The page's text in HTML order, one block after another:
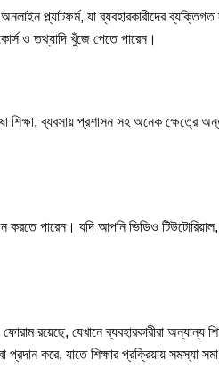
প্ল্যাটফর্ম, যা ব্যবহারকারীদের
ও তথ্যাদি খুঁজে পেতে পারেন।
শিক্ষা, ব্যবসায় প্রশাসন সহ অনেক ক্ষেত্রে
করতে পারেন। যদি আপনি ভিডিও
রয়েছে, যেখানে ব্যবহারকারীরা অন্যান্য
করে, যাতে শিক্ষার প্রক্রিয়ায় সমস্যা